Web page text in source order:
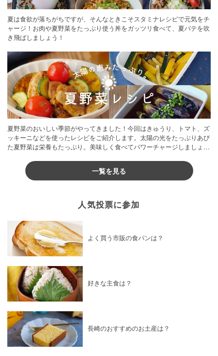
夏は食欲が落ちがちですが、そんなときこそスタミナレシピで元気をチ
ャージ！お肉や夏野菜をたっぷり使う丼をガッツリ食べて、夏バテを吹
き飛ばしましょう！
夏野菜のおいしい季節がやってきました！今回はきゅうり、トマト、ズ
ッキーニなどを使ったレシピをご紹介します。太陽の光をたっぷりあび
た夏野菜は栄養もたっぷり。美味しく食べてパワーチャージしましょう
一覧を見る
人気投票に参加
よく買う市販の食パンは？
好きな主食は？
長崎のおすすめのお土産は？